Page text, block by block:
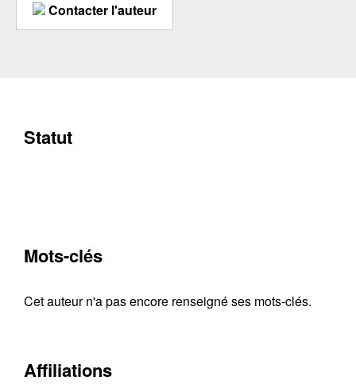
Contacter l'auteur
Statut
Mots-clés
Cet auteur n'a pas encore renseigné ses mots-clés.
Affiliations
Récupération de l'adresse e-mail